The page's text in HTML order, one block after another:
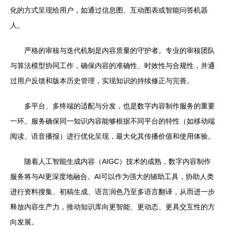
化的方式呈现给用户，如通过信息图、互动图表或智能问答机器
人。
严格的审核与迭代机制是内容质量的守护者。专业的审核团队
与算法模型协同工作，确保内容的准确性、时效性与合规性，并通
过用户反馈和版本历史管理，实现知识的持续修正与完善。
多平台、多终端的适配与分发，也是数字内容制作服务的重要
一环。服务确保同一知识内容能够根据不同平台的特性（如移动端
阅读、语音播报）进行优化呈现，最大化其传播价值和使用体验。
随着人工智能生成内容（AIGC）技术的成熟，数字内容制作
服务将与AI更深度地融合。AI可以作为强大的辅助工具，协助人类
进行资料搜集、初稿生成、语言润色乃至多语言翻译，从而进一步
释放内容生产力，推动知识库向更智能、更动态、更具交互性的方
向发展。